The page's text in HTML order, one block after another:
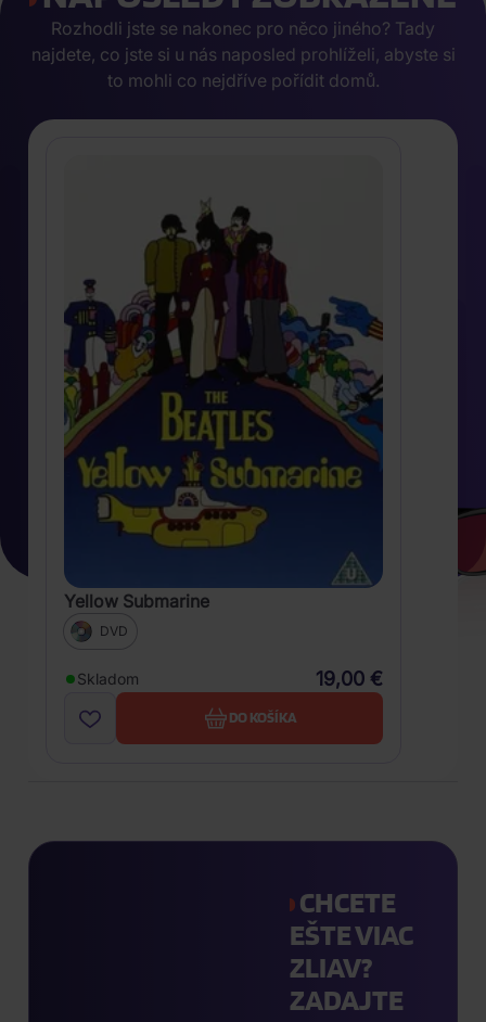
Rozhodli jste se nakonec pro něco jiného? Tady
najdete, co jste si u nás naposled prohlíželi, abyste si
to mohli co nejdříve pořídit domů.
Yellow Submarine
DVD
Skladom 19,00 €
DO KOŠÍKA
CHCETE
EŠTE VIAC
ZLIAV?
ZADAJTE